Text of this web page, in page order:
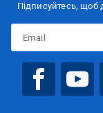
Підписуйтесь, щоб